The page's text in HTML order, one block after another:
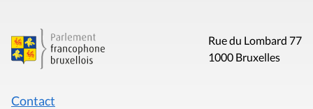
Rue du Lombard 77
1000 Bruxelles
Contact